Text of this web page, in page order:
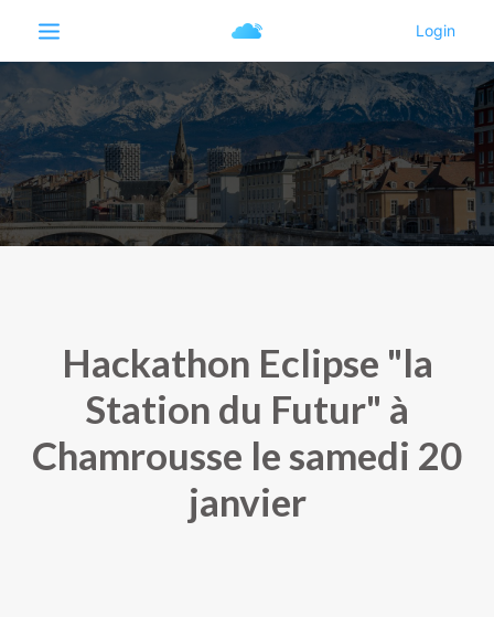
Hackathon Eclipse "la
Station du Futur" à
Chamrousse le samedi 20
janvier